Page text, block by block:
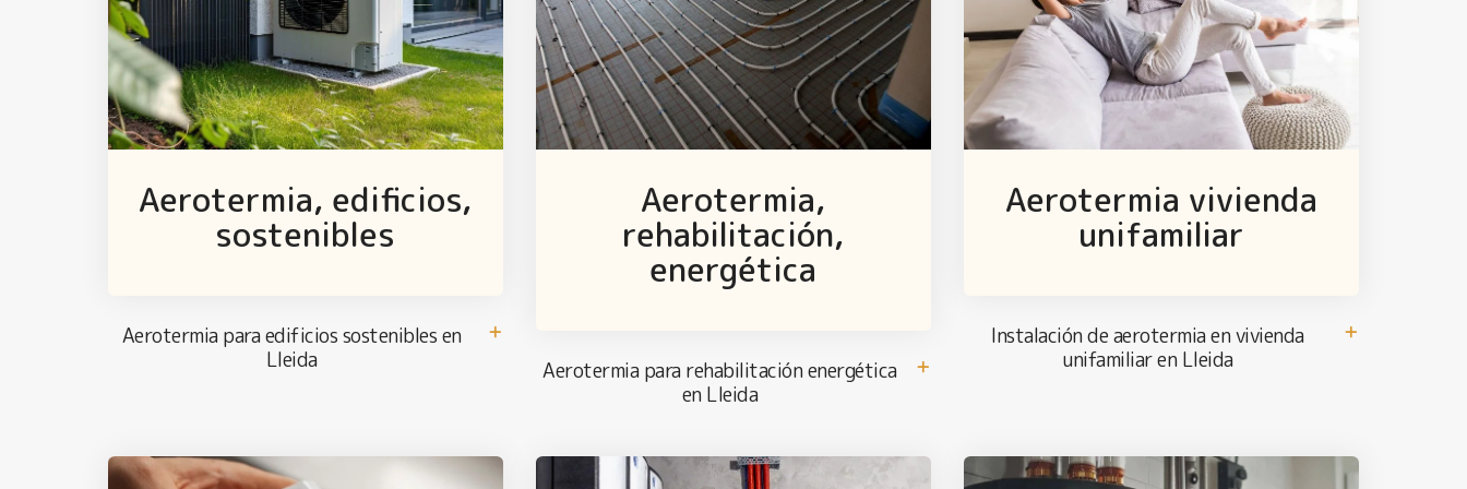
Aerotermia, edificios,
sostenibles
Aerotermia para edificios sostenibles en
Lleida
Aerotermia,
rehabilitación,
energética
Aerotermia para rehabilitación energética
en Lleida
Aerotermia vivienda
unifamiliar
Instalación de aerotermia en vivienda
unifamiliar en Lleida